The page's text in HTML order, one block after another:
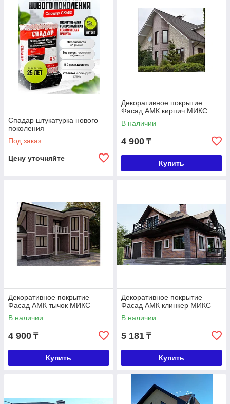
Спадар штукатурка нового
поколения
Под заказ
Цену уточняйте
Декоративное покрытие
Фасад АМК кирпич МИКС
В наличии
4 900 ₸
Купить
Декоративное покрытие
Фасад АМК тычок МИКС
В наличии
4 900 ₸
Купить
Декоративное покрытие
Фасад АМК клинкер МИКС
В наличии
5 181 ₸
Купить